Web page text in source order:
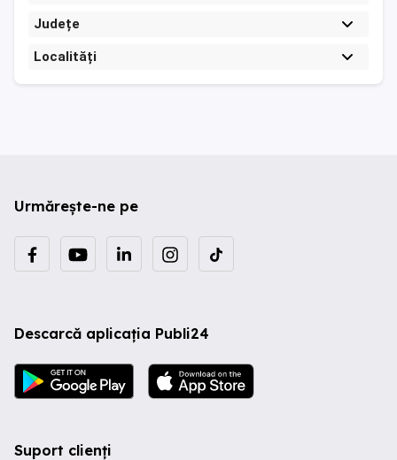
Județe
Localități
Urmărește-ne pe
Descarcă aplicația Publi24
Suport clienți